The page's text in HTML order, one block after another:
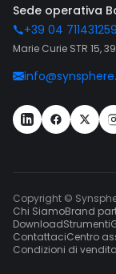
Sede operativa
+39 04 711431259
Marie Curie STR 15,
Copyright ©
Chi SiamoBrand
DownloadStrumenti
ContattaciCentro
Condizioni di vendita